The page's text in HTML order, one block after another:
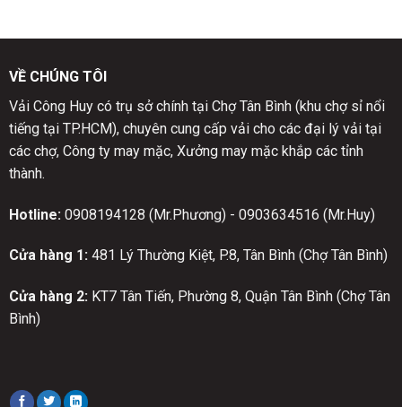
VỀ CHÚNG TÔI
Vải Công Huy có trụ sở chính tại Chợ Tân Bình (khu chợ sỉ nổi
tiếng tại TP.HCM), chuyên cung cấp vải cho các đại lý vải tại
các chợ, Công ty may mặc, Xưởng may mặc khắp các tỉnh
thành.
Hotline: 0908194128 (Mr.Phương) - 0903634516 (Mr.Huy)
Cửa hàng 1:481 Lý Thường Kiệt, P.8, Tân Bình (Chợ Tân Bình)
Cửa hàng 2:KT7 Tân Tiến, Phường 8, Quận Tân Bình (Chợ Tân
Bình)